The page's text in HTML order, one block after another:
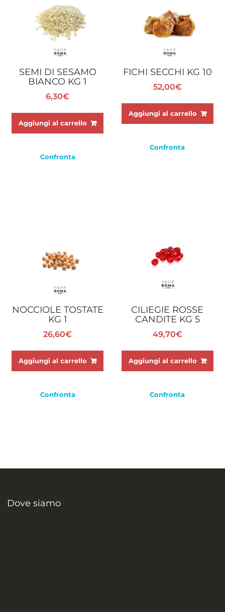
SEMI DI SESAMO
BIANCO KG 1
6,30€
Aggiungi al carrello
Confronta
FICHI SECCHI KG 10
52,00€
Aggiungi al carrello
Confronta
NOCCIOLE TOSTATE
KG 1
26,60€
Aggiungi al carrello
Confronta
CILIEGIE ROSSE
CANDITE KG 5
49,70€
Aggiungi al carrello
Confronta
Dove siamo